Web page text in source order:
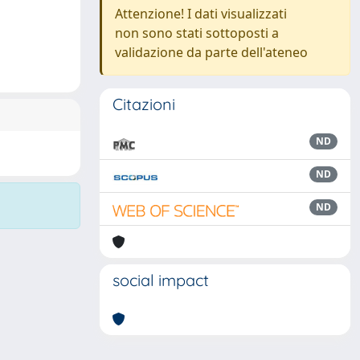
Attenzione! I dati visualizzati
non sono stati sottoposti a
validazione da parte dell'ateneo
Citazioni
ND
ND
ND
social impact